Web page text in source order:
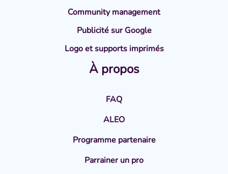
Community management
Publicité sur Google
Logo et supports imprimés
À propos
FAQ
ALEO
Programme partenaire
Parrainer un pro